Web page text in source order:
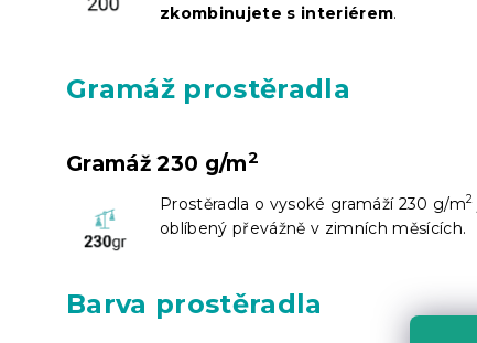
zkombinujete s interiérem.
Gramáž prostěradla
Gramáž 230 g/m2
Prostěradla o vysoké gramáží 230 g/m2
oblíbený převážně v zimních měsících.
Barva prostěradla